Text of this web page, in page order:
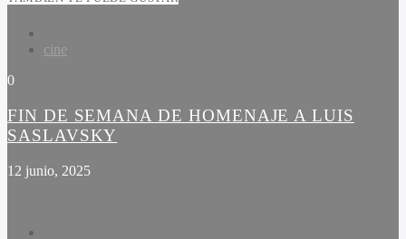
cine
0
FIN DE SEMANA DE HOMENAJE A LUIS
SASLAVSKY
12 junio, 2025